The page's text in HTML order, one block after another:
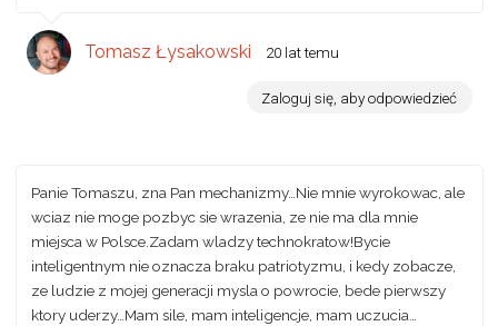
Tomasz Łysakowski 20 lat temu
Zaloguj się, aby odpowiedzieć
Panie Tomaszu, zna Pan mechanizmy…Nie mnie wyrokowac, ale
wciaz nie moge pozbyc sie wrazenia, ze nie ma dla mnie
miejsca w Polsce.Zadam wladzy technokratow!Bycie
inteligentnym nie oznacza braku patriotyzmu, i kedy zobacze,
ze ludzie z mojej generacji mysla o powrocie, bede pierwszy
ktory uderzy…Mam sile, mam inteligencje, mam uczucia…